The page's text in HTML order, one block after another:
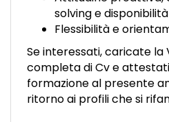
solving e
Flessibilità e
Se interessati, caricate
completa di Cv e
formazione al presente
ritorno ai profili che si